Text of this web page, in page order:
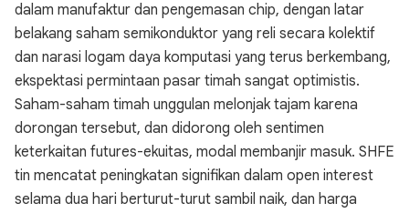
dalam manufaktur dan pengemasan chip, dengan latar
belakang saham semikonduktor yang reli secara kolektif
dan narasi logam daya komputasi yang terus berkembang,
ekspektasi permintaan pasar timah sangat optimistis.
Saham-saham timah unggulan melonjak tajam karena
dorongan tersebut, dan didorong oleh sentimen
keterkaitan futures-ekuitas, modal membanjir masuk. SHFE
tin mencatat peningkatan signifikan dalam open interest
selama dua hari berturut-turut sambil naik, dan harga